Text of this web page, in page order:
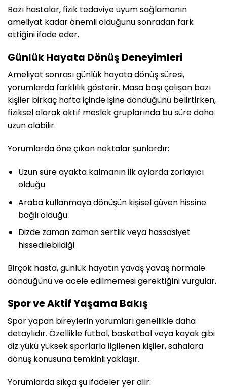
Bazı hastalar, fizik tedaviye uyum sağlamanın
ameliyat kadar önemli olduğunu sonradan fark
ettiğini ifade eder.
Günlük Hayata Dönüş Deneyimleri
Ameliyat sonrası günlük hayata dönüş süresi,
yorumlarda farklılık gösterir. Masa başı çalışan bazı
kişiler birkaç hafta içinde işine döndüğünü belirtirken,
fiziksel olarak aktif meslek gruplarında bu süre daha
uzun olabilir.
Yorumlarda öne çıkan noktalar şunlardır:
Uzun süre ayakta kalmanın ilk aylarda zorlayıcı
olduğu
Araba kullanmaya dönüşün kişisel güven hissine
bağlı olduğu
Dizde zaman zaman sertlik veya hassasiyet
hissedilebildiği
Birçok hasta, günlük hayatın yavaş yavaş normale
döndüğünü ve acele edilmemesi gerektiğini vurgular.
Spor ve Aktif Yaşama Bakış
Spor yapan bireylerin yorumları genellikle daha
detaylıdır. Özellikle futbol, basketbol veya kayak gibi
diz yükü yüksek sporlarla ilgilenen kişiler, sahalara
dönüş konusuna temkinli yaklaşır.
Yorumlarda sıkça şu ifadeler yer alır: